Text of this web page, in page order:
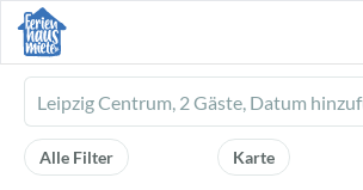
Ferienhausmiete
logo
Karte
Alle Filter